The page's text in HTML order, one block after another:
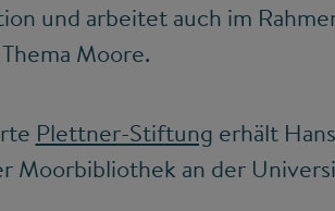
und arbeitet auch im
Moore.
Plettner-Stiftung erhält
Moorbibliothek an der